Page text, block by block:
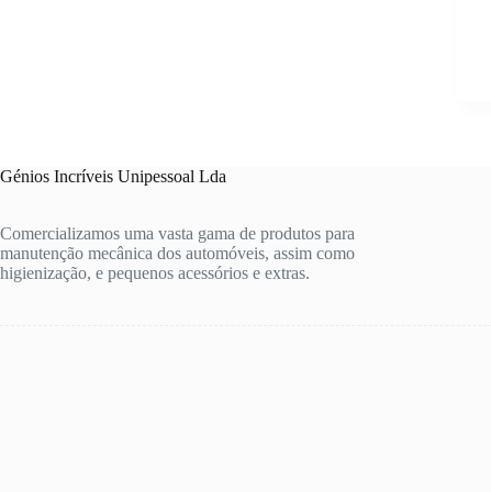
Génios Incríveis Unipessoal Lda
Comercializamos uma vasta gama de produtos para
manutenção mecânica dos automóveis, assim como
higienização, e pequenos acessórios e extras.